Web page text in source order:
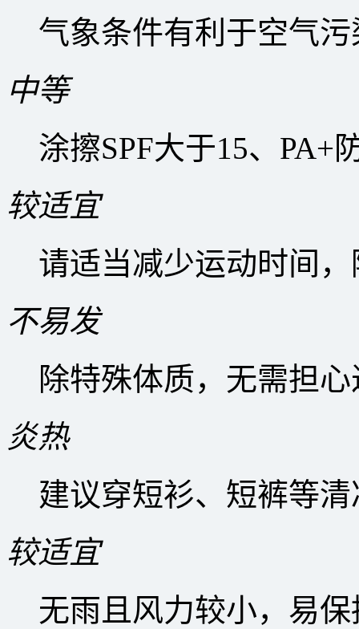
气象条件有利于空气
中等
涂擦SPF大于15、PA+
较适宜
请适当减少运动时间
不易发
除特殊体质，无需担
炎热
建议穿短衫、短裤等
较适宜
无雨且风力较小，易